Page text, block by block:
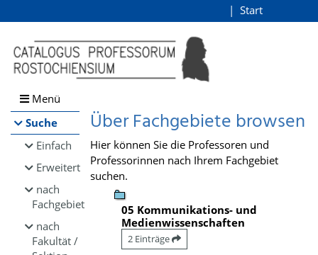
Browsen
direkt zum Inhalt
Start
Menü
Suche
Einfach
Erweitert
nach
Fachgebiet
nach
Fakultät /
Über Fachgebiete browsen
Hier können Sie die Professoren und
Professorinnen nach Ihrem Fachgebiet
suchen.
05 Kommunikations- und
Medienwissenschaften
2 Einträge